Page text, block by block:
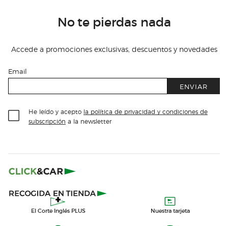
No te pierdas nada
Accede a promociones exclusivas, descuentos y novedades
Email
ENVIAR
He leído y acepto la política de privacidad y condiciones de
subscripción a la newsletter
El Corte Inglés PLUS Nuestra tarjeta